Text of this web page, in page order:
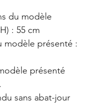
du modèle
: 55 cm
modèle présenté :
présenté
sans abat-jour